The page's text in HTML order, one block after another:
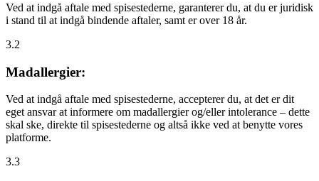
Ved at indgå aftale med spisestederne, garanterer du, at du er juridisk
i stand til at indgå bindende aftaler, samt er over 18 år.
3.2
Madallergier:
Ved at indgå aftale med spisestederne, accepterer du, at det er dit
eget ansvar at informere om madallergier og/eller intolerance – dette
skal ske, direkte til spisestederne og altså ikke ved at benytte vores
platforme.
3.3